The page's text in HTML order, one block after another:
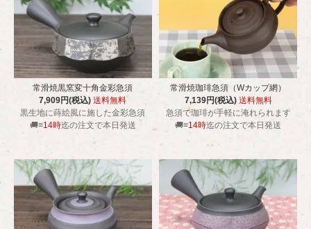
常滑焼黒窯変十角金彩急須
7,909円(税込)送料無料
黒生地に蒔絵風に施した金彩急須
🚚≡14時迄の注文で本日発送
常滑焼珈琲急須（Wカップ網）
7,139円(税込) 送料無料
急須で珈琲が手軽に淹れられます
🚚≡14時迄の注文で本日発送